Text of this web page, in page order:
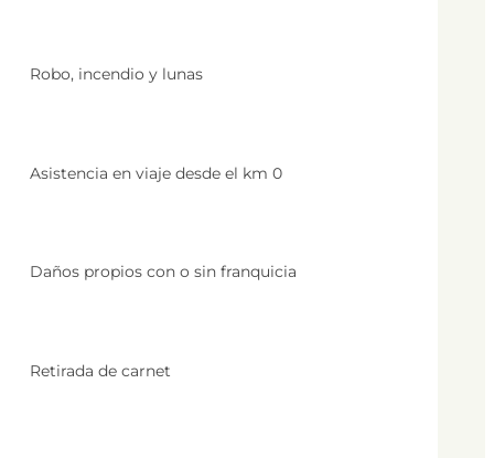
Robo, incendio y lunas
Asistencia en viaje desde el km 0
Daños propios con o sin franquicia
Retirada de carnet